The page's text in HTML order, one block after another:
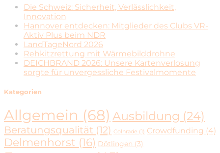
Die Schweiz: Sicherheit, Verlässlichkeit,
Innovation
Hannover entdecken: Mitglieder des Clubs VR-
Aktiv Plus beim NDR
LandTageNord 2026
Rehkitzrettung mit Wärmebilddrohne
DEICHBRAND 2026: Unsere Kartenverlosung
sorgte für unvergessliche Festivalmomente
Kategorien
Allgemein (68) Ausbildung (24)
Beratungsqualität (12) Colnrade (1) Crowdfunding (4)
Delmenhorst (16) Dötlingen (3)